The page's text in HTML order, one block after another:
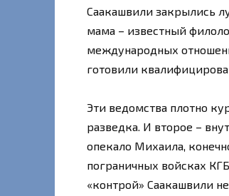
Саакашвили закрылись
мама – известный
международных
готовили
Эти ведомства плотно
разведка. И второе –
опекало Михаила,
пограничных войсках
«контрой» Саакашвили